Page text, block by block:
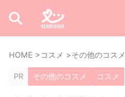
HOME >コスメ >その他のコスメ
PR その他のコスメ コスメ